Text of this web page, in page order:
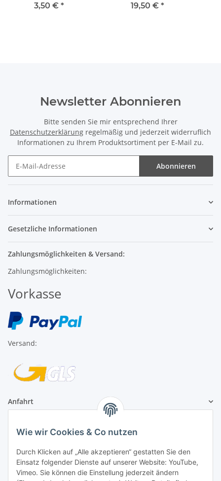
3,50 € *
19,50 € *
Newsletter Abonnieren
Bitte senden Sie mir entsprechend Ihrer
Datenschutzerklärung regelmäßig und jederzeit widerruflich
Informationen zu Ihrem Produktsortiment per E-Mail zu.
Abonnieren
Informationen
Gesetzliche Informationen
Zahlungsmöglichkeiten & Versand:
Zahlungsmöglichkeiten:
Vorkasse
Versand:
Anfahrt
1A Football Angebote
1A-Football ist
registrierter Partner:
Wie wir Cookies & Co nutzen
Durch Klicken auf „Alle akzeptieren“ gestatten Sie den
Einsatz folgender Dienste auf unserer Website: YouTube,
Vimeo. Sie können die Einstellung jederzeit ändern